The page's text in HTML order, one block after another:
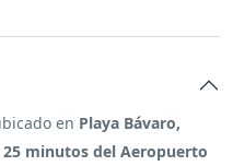
en Playa Bávaro,
25 minutos del Aeropuerto